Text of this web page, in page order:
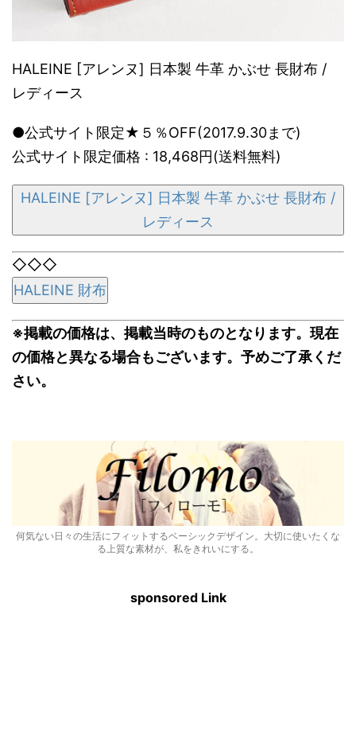
HALEINE [アレンヌ] 日本製 牛革 かぶせ 長財布 /
レディース
●公式サイト限定★５％OFF(2017.9.30まで)
公式サイト限定価格 : 18,468円(送料無料)
HALEINE [アレンヌ] 日本製 牛革 かぶせ 長財布 /
レディース
◇◇◇
HALEINE 財布
※掲載の価格は、掲載当時のものとなります。現在
の価格と異なる場合もございます。予めご了承くだ
さい。
何気ない日々の生活にフィットするベーシックデザイン。大切に使いたくな
る上質な素材が、私をきれいにする。
sponsored Link